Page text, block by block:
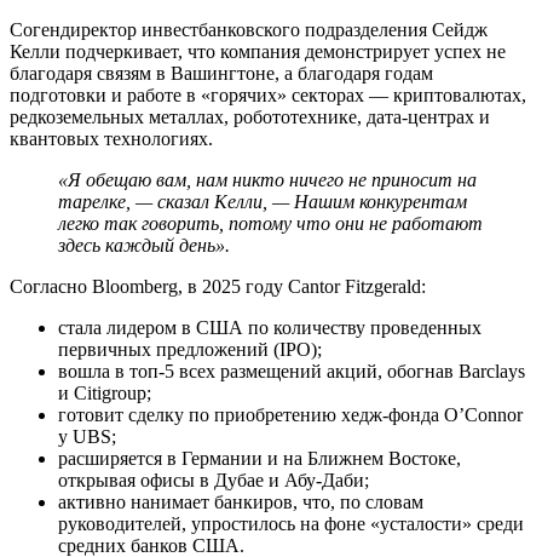
Согендиректор инвестбанковского подразделения Сейдж
Келли подчеркивает, что компания демонстрирует успех не
благодаря связям в Вашингтоне, а благодаря годам
подготовки и работе в «горячих» секторах — криптовалютах,
редкоземельных металлах, робототехнике, дата-центрах и
квантовых технологиях.
«Я обещаю вам, нам никто ничего не приносит на
тарелке, —сказал Келли, —Нашим конкурентам
легко так говорить, потому что они не работают
здесь каждый день».
Согласно Bloomberg, в 2025 году Cantor Fitzgerald:
стала лидером в США по количеству проведенных
первичных предложений (IPO);
вошла в топ-5 всех размещений акций, обогнав Barclays
и Citigroup;
готовит сделку по приобретению хедж-фонда O’Connor
у UBS;
расширяется в Германии и на Ближнем Востоке,
открывая офисы в Дубае и Абу-Даби;
активно нанимает банкиров, что, по словам
руководителей, упростилось на фоне «усталости» среди
средних банков США.